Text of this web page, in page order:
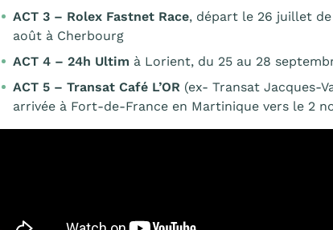
ACT 3 – Rolex Fastnet Race, départ le 26 juillet
août à Cherbourg
ACT 4 – 24h Ultim à Lorient, du 25 au 28
ACT 5 – Transat Café L’OR (ex- Transat Jacques-
arrivée à Fort-de-France en Martinique vers le 2